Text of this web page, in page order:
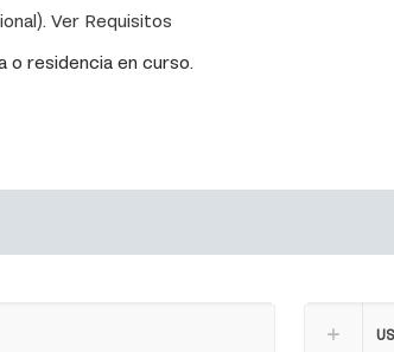
Ver Requisitos
o residencia en curso.